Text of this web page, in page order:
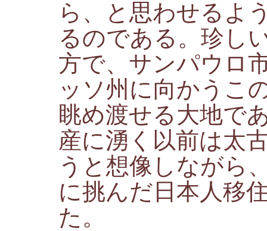
ら、と思わせるよ
るのである。珍し
方で、サンパウロ
ッソ州に向かうこ
眺め渡せる大地で
産に湧く以前は太
うと想像しながら
に挑んだ日本人移
た。